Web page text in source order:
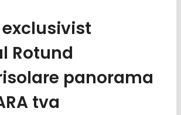
Rotund
panorama
tva